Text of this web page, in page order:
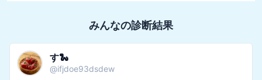
みんなの診断結果
す🐍
@ifjdoe93dsdew